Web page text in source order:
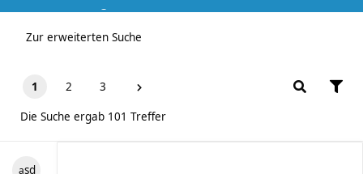
Zur erweiterten Suche
1 2 3
Die Suche ergab 101 Treffer
asd